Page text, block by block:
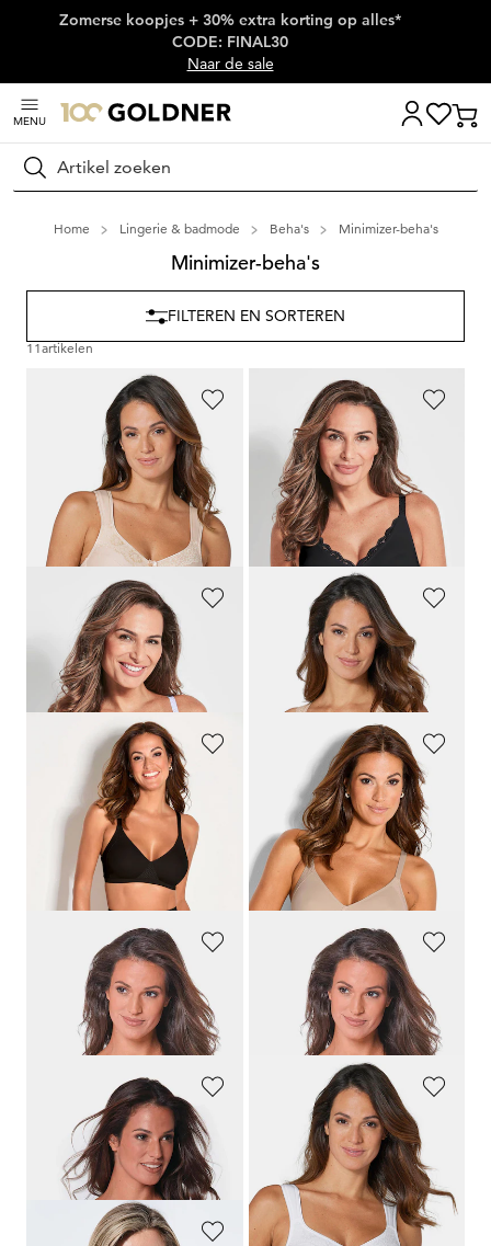
Skip naar hoofdinhoud
Zomerse koopjes + 30% extra korting op alles*
CODE: FINAL30
Naar de sale
MENU
Zoeken
Home Lingerie & badmode Beha's Minimizer-beha's
Minimizer-beha's
11artikelen
FILTEREN EN SORTEREN
Minimizer-bh zonder beugel
54,99 €
Laagste prijs van de afgelopen 30
dagen**: 38,49 € (-14%)
TRIUMPH
29,01 €58,00 €
TRIUMPH
29,01 €58,00 €
MISS MARY
Minimizer-beha zonder beugel
35,96 €
44,95 €
Laagste prijs van de afgelopen 30
dagen**: 44,95 €
(-20%)
NATURANA
44,95 €
Laagste prijs van de afgelopen 30
dagen**: 44,95 €
(-20%)
MISS MARY
Minimizer-sportbeha met katoen
MISS MARY
Minimizer-sportbeha met katoen
MISS MARY
Minimizer-beha zonder beugel
49,99 €
MISS MARY
Minimizer-bh zonder beugel